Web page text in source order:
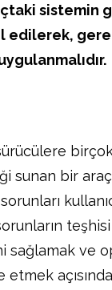
sistemin
edilerek,
sunan bir
sağlamak ve
etmek